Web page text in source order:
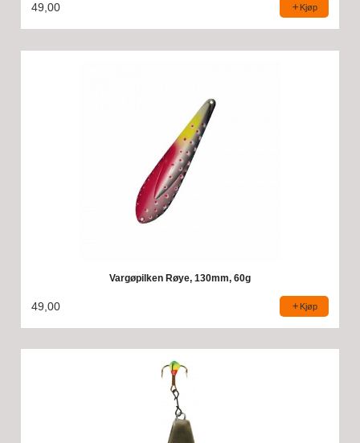
49,00 Kjøp
Vargøpilken Røye, 130mm, 60g
49,00 Kjøp